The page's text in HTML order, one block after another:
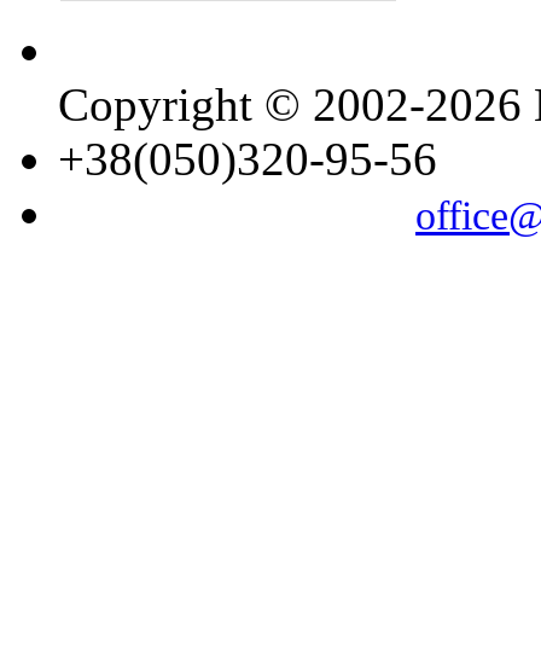
Copyright © 2002-
+38(050)320-95-56